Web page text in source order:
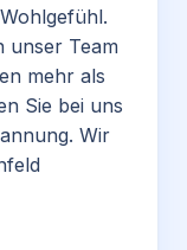
unser Team
mehr als
Sie bei uns
Wir